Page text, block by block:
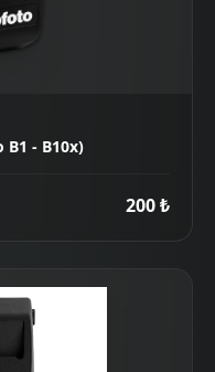
Profoto Li-Ion Batarya (Profoto B1 - B10x)
200 ₺